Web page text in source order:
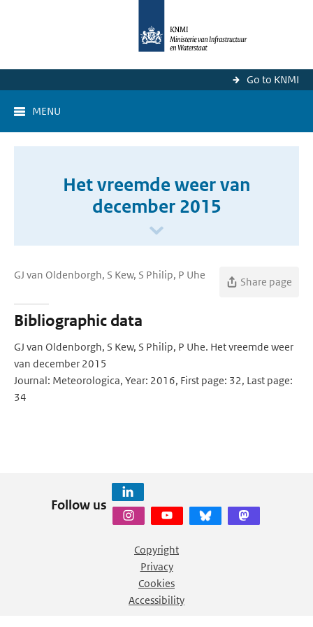
Go to KNMI
MENU
Het vreemde weer van
december 2015
GJ van Oldenborgh, S Kew, S Philip, P Uhe
Share page
Bibliographic data
GJ van Oldenborgh, S Kew, S Philip, P Uhe. Het vreemde weer
van december 2015
Journal: Meteorologica, Year: 2016, First page: 32, Last page:
34
Follow us
Copyright
Privacy
Cookies
Accessibility